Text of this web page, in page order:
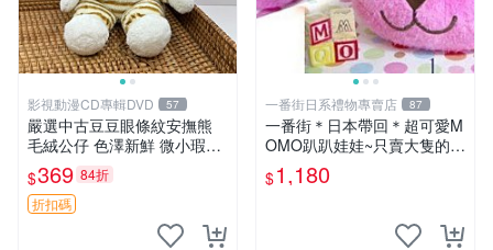
影視動漫CD專輯DVD 57
嚴選中古豆豆眼條紋安撫熊
毛絨公仔 色澤新鮮 微小瑕疵
可收藏 中古 安撫熊 條紋公仔
$369 84折
折扣碼
一番街日系禮物專賣店 87
一番街＊日本帶回＊超可愛M
OMO趴趴娃娃~只賣大隻的1
號~單隻價～生日禮物
$1,180